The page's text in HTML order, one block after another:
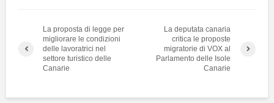
La proposta di legge per
migliorare le condizioni
delle lavoratrici nel
settore turistico delle
Canarie
La deputata canaria
critica le proposte
migratorie di VOX al
Parlamento delle Isole
Canarie